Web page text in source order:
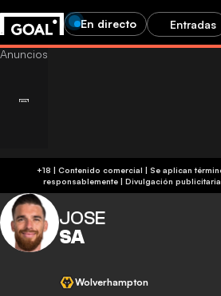
En directo Entradas
+18 | Contenido comercial | Se aplican términos y condiciones | Juega
responsablemente| Divulgación publicitaria
JOSE
SA
Wolverhampton